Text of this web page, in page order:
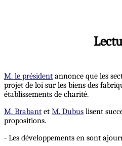
M. le président annonce que les
projet de loi sur les biens des
établissements de charité.
M. Brabant et M. Dubus lisent
propositions.
- Les développements en sont